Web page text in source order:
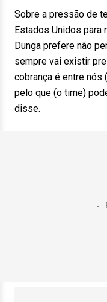
Sobre a pressão de
Estados Unidos para
Dunga prefere não
sempre vai existir
cobrança é entre nós
pelo que (o time)
disse.